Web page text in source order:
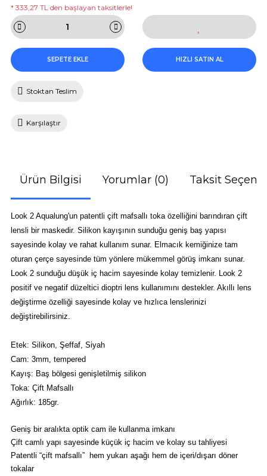
* 333,27 TL den başlayan taksitlerle!
SEPETE EKLE HIZLI SATIN AL
Stoktan Teslim
Karşılaştır
Ürün Bilgisi Yorumlar (0) Taksit
Look 2 Aqualung'un patentli çift mafsallı toka özelliğini barındıran çift
lensli bir maskedir. Silikon kayışının sunduğu geniş baş yapısı
sayesinde kolay ve rahat kullanım sunar. Elmacık kemiğinize tam
oturan çerçe sayesinde tüm yönlere mükemmel görüş imkanı sunar.
Look 2 sunduğu düşük iç hacim sayesinde kolay temizlenir. Look 2
positif ve negatif düzeltici dioptri lens kullanımını destekler. Akıllı lens
değiştirme özelliği sayesinde kolay ve hızlıca lenslerinizi
değiştirebilirsiniz.
Etek: Silikon, Şeffaf, Siyah
Cam: 3mm, tempered
Kayış: Baş bölgesi genişletilmiş silikon
Toka: Çift Mafsallı
Ağırlık: 185gr.
Geniş bir aralıkta optik cam ile kullanma imkanı
Çift camlı yapı sayesinde küçük iç hacim ve kolay su tahliyesi
Patentli “çift mafsallı” hem yukarı aşağı hem de içeri/dışarı döner
tokalar